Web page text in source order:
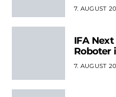
7. AUGUST
IFA
Roboter
7. AUGUST